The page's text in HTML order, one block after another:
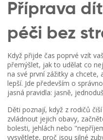
Příprava
péči bez
Když přijde čas poprvé vzít
přemýšlet, jak to udělat co
na své první zážitky a
lepší. Jde především o
jasná pravidla: jasně,
Děti poznají, když z rodičů
zvládnout jejich obavy,
bolesti, jehlách nebo
vysvětlete, proč jsou silné